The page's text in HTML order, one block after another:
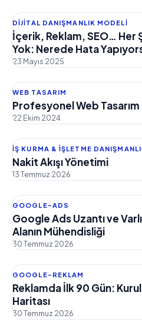
DIJITAL DANIŞMANLIK MODELI
İçerik, Reklam, SEO… Her
Yok: Nerede Hata
23 Mayıs 2025
WEB TASARIM
Profesyonel Web
22 Ekim 2024
İŞ KURMA & İŞLETME
Nakit Akışı Yönetimi
13 Temmuz 2026
GOOGLE-ADS
Google Ads Uzantı ve
Alanın Mühendisliği
30 Temmuz 2026
GOOGLE-REKLAM
Reklamda İlk 90 Gün:
Haritası
30 Temmuz 2026